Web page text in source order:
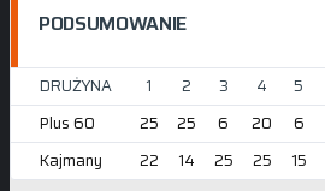
PODSUMOWANIE
DRUŻYNA 1 2 3 4 5
Plus 60
25 25 6 20 6
Kajmany
22 14 25 25 15